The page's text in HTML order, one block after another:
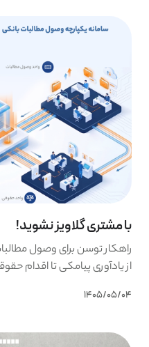
با مشتری گلاویز نشوید!
راهکار توسن برای وصول
از یادآوری پیامکی تا اقدام
1405/05/04